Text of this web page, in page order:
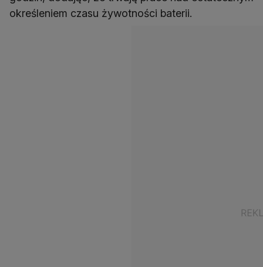
określeniem czasu żywotności baterii.